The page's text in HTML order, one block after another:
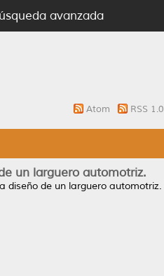
avanzada
Atom RSS 1.0
un larguero automotriz.
diseño de un larguero automotriz.